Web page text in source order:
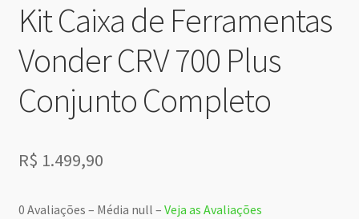
Kit Caixa de Ferramentas
Vonder CRV 700 Plus
Conjunto Completo
R$ 1.499,90
0 Avaliações – Média null – Veja as Avaliações